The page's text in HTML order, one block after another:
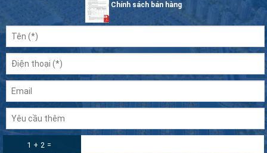
Chính sách bán hàng
1 + 2 =